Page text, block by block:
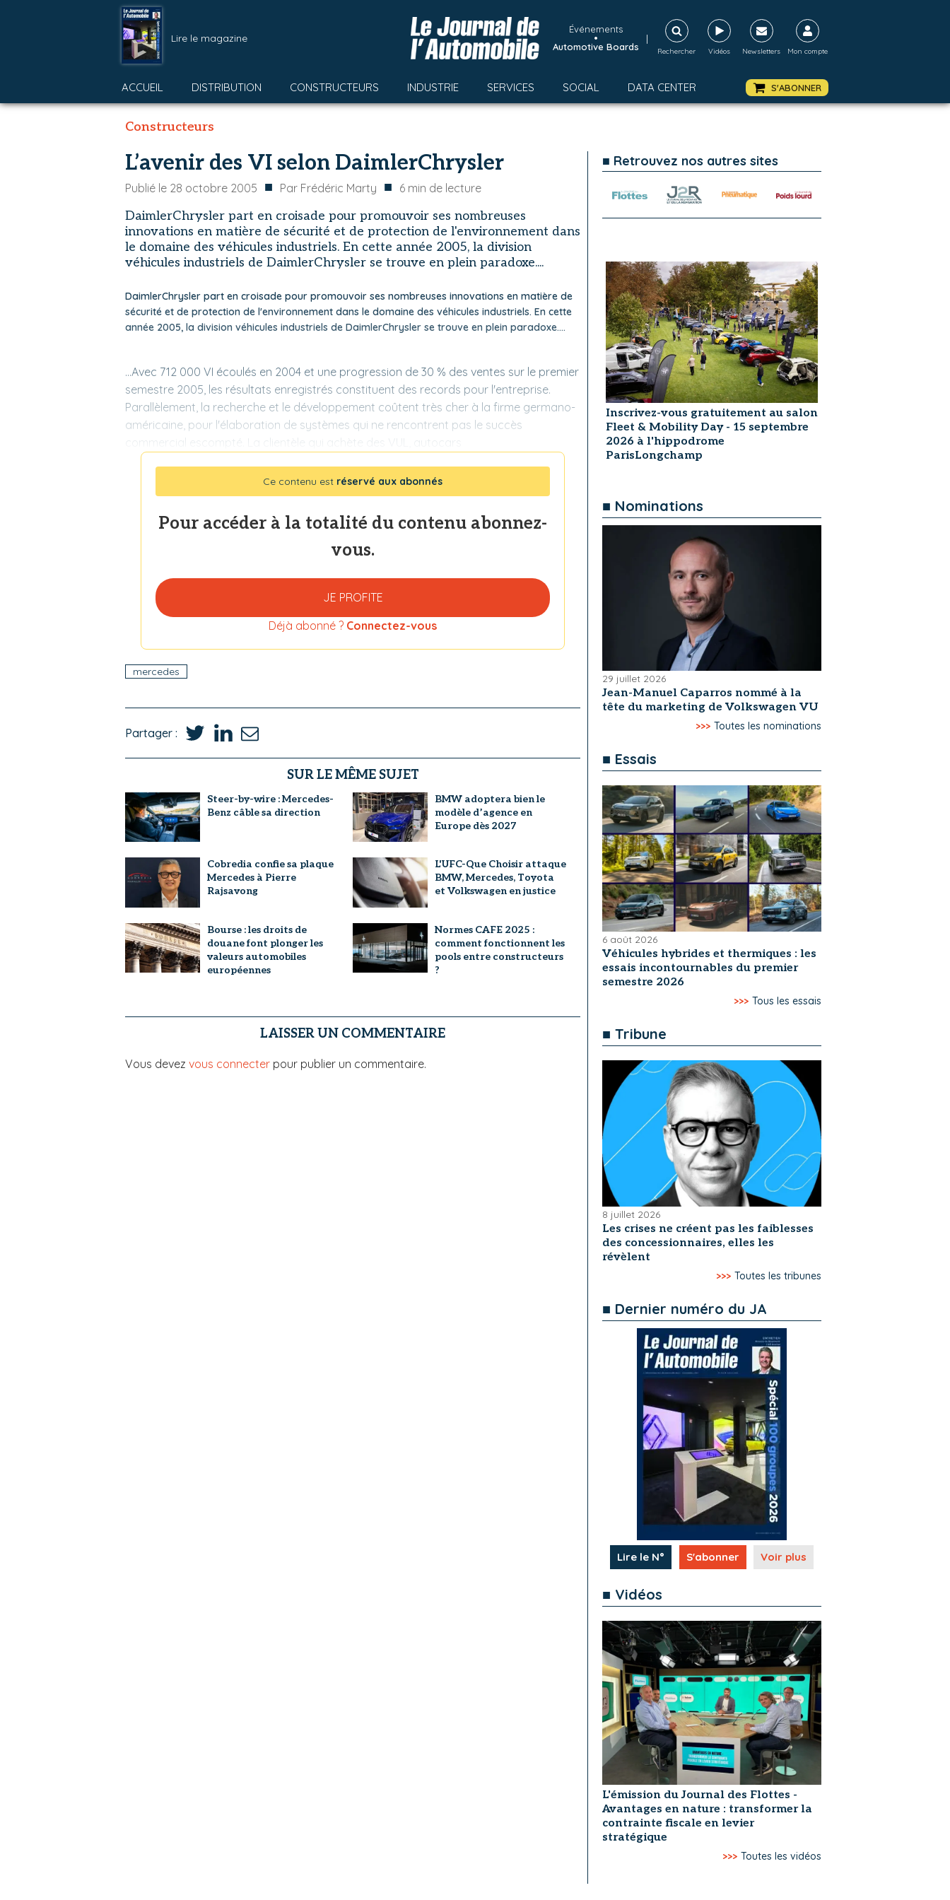
Lire le magazine
Événements
•
Automotive Boards
|
Rechercher Vidéos Newsletters Mon compte
ACCUEIL DISTRIBUTION CONSTRUCTEURS INDUSTRIE SERVICES SOCIAL DATA CENTER S'ABONNER
Constructeurs
L’avenir des VI selon DaimlerChrysler
Publié le 28 octobre 2005 ■ Par Frédéric Marty ■ 6 min de lecture
DaimlerChrysler part en croisade pour promouvoir ses nombreuses
innovations en matière de sécurité et de protection de l'environnement dans
le domaine des véhicules industriels. En cette année 2005, la division
véhicules industriels de DaimlerChrysler se trouve en plein paradoxe....
DaimlerChrysler part en croisade pour promouvoir ses nombreuses innovations en matière de
sécurité et de protection de l'environnement dans le domaine des véhicules industriels. En cette
année 2005, la division véhicules industriels de DaimlerChrysler se trouve en plein paradoxe....
...Avec 712 000 VI écoulés en 2004 et une progression de 30 % des ventes sur le premier
semestre 2005, les résultats enregistrés constituent des records pour l'entreprise.
Parallèlement, la recherche et le développement coûtent très cher à la firme germano-
américaine, pour l'élaboration de systèmes qui ne rencontrent pas le succès
Ce contenu est réservé aux abonnés
Pour accéder à la totalité du contenu abonnez-
vous.
JE PROFITE
Déjà abonné ? Connectez-vous
mercedes
Partager :
SUR LE MÊME SUJET
Steer-by-wire : Mercedes-
Benz câble sa direction
BMW adoptera bien le
modèle d’agence en
Europe dès 2027
Cobredia confie sa plaque
Mercedes à Pierre
Rajsavong
L'UFC-Que Choisir attaque
BMW, Mercedes, Toyota
et Volkswagen en justice
Bourse : les droits de
douane font plonger les
valeurs automobiles
européennes
Normes CAFE 2025 :
comment fonctionnent les
pools entre constructeurs
?
LAISSER UN COMMENTAIRE
Vous devez vous connecter pour publier un commentaire.
■ Retrouvez nos autres sites
Inscrivez-vous gratuitement au salon
Fleet & Mobility Day - 15 septembre
2026 à l'hippodrome
ParisLongchamp
■ Nominations
29 juillet 2026
Jean-Manuel Caparros nommé à la
tête du marketing de Volkswagen VU
>>> Toutes les nominations
■ Essais
6 août 2026
Véhicules hybrides et thermiques : les
essais incontournables du premier
semestre 2026
>>> Tous les essais
■ Tribune
8 juillet 2026
Les crises ne créent pas les faiblesses
des concessionnaires, elles les
révèlent
>>> Toutes les tribunes
■ Dernier numéro du JA
Lire le N° S'abonner Voir plus
■ Vidéos
L'émission du Journal des Flottes -
Avantages en nature : transformer la
contrainte fiscale en levier
stratégique
>>> Toutes les vidéos